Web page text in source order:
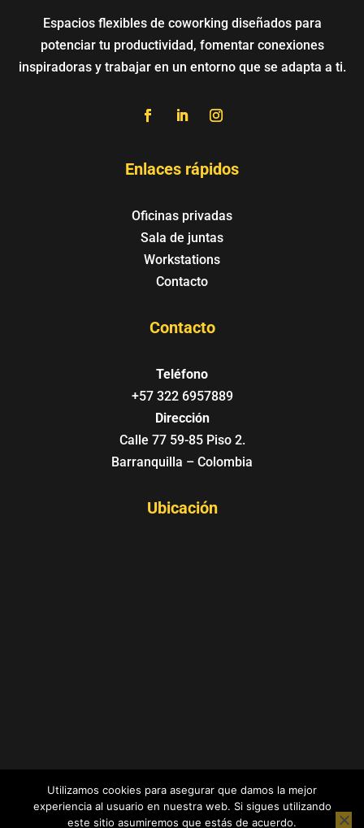
Espacios flexibles de coworking diseñados para
potenciar tu productividad, fomentar conexiones
inspiradoras y trabajar en un entorno que se adapta a ti.
Enlaces rápidos
Oficinas privadas
Sala de juntas
Workstations
Contacto
Contacto
Teléfono
+57 322 6957889
Dirección
Calle 77 59-85 Piso 2.
Barranquilla – Colombia
Ubicación
Atlántico - Colombia
Utilizamos cookies para asegurar que damos la mejor
experiencia al usuario en nuestra web. Si sigues utilizando
este sitio asumiremos que estás de acuerdo.